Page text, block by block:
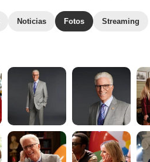
Noticias Fotos Streaming